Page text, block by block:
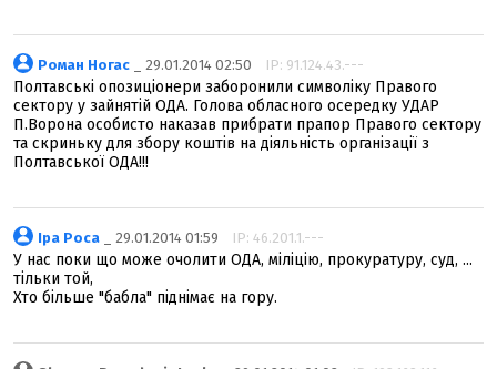
Роман Ногас _ 29.01.2014 02:50 IP: 91.124.43.---
Полтавські опозиціонери заборонили символіку Правого
сектору у зайнятій ОДА. Голова обласного осередку УДАР
П.Ворона особисто наказав прибрати прапор Правого сектору
та скриньку для збору коштів на діяльність організації з
Полтавської ОДА!!!
Ipa Poca _ 29.01.2014 01:59 IP: 46.201.1.---
У нас поки що може очолити ОДА, міліцію, прокуратуру, суд, ...
тільки той,
Хто більше "бабла" піднімає на гору.